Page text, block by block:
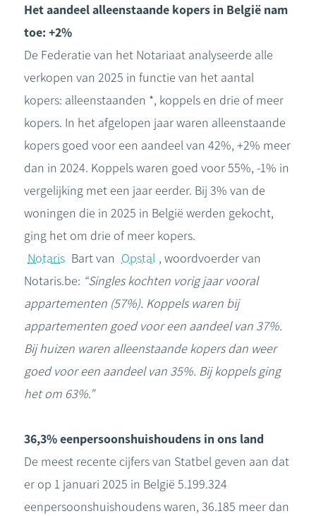
Het aandeel alleenstaande kopers in België nam
toe: +2%
De Federatie van het Notariaat analyseerde alle
verkopen van 2025 in functie van het aantal
kopers: alleenstaanden *, koppels en drie of meer
kopers. In het afgelopen jaar waren alleenstaande
kopers goed voor een aandeel van 42%, +2% meer
dan in 2024. Koppels waren goed voor 55%, -1% in
vergelijking met een jaar eerder. Bij 3% van de
woningen die in 2025 in België werden gekocht,
ging het om drie of meer kopers.
Notaris Bart van Opstal , woordvoerder van
Notaris.be: “Singles kochten vorig jaar vooral
appartementen (57%). Koppels waren bij
appartementen goed voor een aandeel van 37%.
Bij huizen waren alleenstaande kopers dan weer
goed voor een aandeel van 35%. Bij koppels ging
het om 63%.”
36,3% eenpersoonshuishoudens in ons land
De meest recente cijfers van Statbel geven aan dat
er op 1 januari 2025 in België 5.199.324
eenpersoonshuishoudens waren, 36.185 meer dan